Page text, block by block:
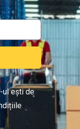
ul ești de